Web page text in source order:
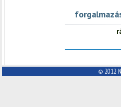
A Nemzeti Média- és Hírközlési
Cím:
© 2012